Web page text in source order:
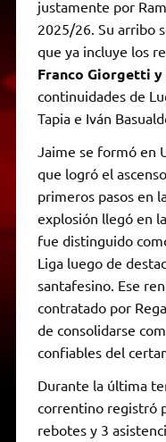
justamente por
2025/26. Su arribo
que ya incluye los
Franco Giorgetti y
continuidades de
Tapia e Iván
Jaime se formó en
que logró el
primeros pasos en
explosión llegó en
fue distinguido
Liga luego de
santafesino. Ese
contratado por
de consolidarse
confiables del
Durante la última
correntino registró
rebotes y 3